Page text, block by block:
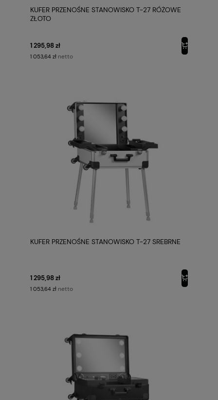
KUFER PRZENOŚNE STANOWISKO T-27 RÓŻOWE
ZŁOTO
1 295,98 zł
1 053,64 zł netto
KUFER PRZENOŚNE STANOWISKO T-27 SREBRNE
1 295,98 zł
1 053,64 zł netto